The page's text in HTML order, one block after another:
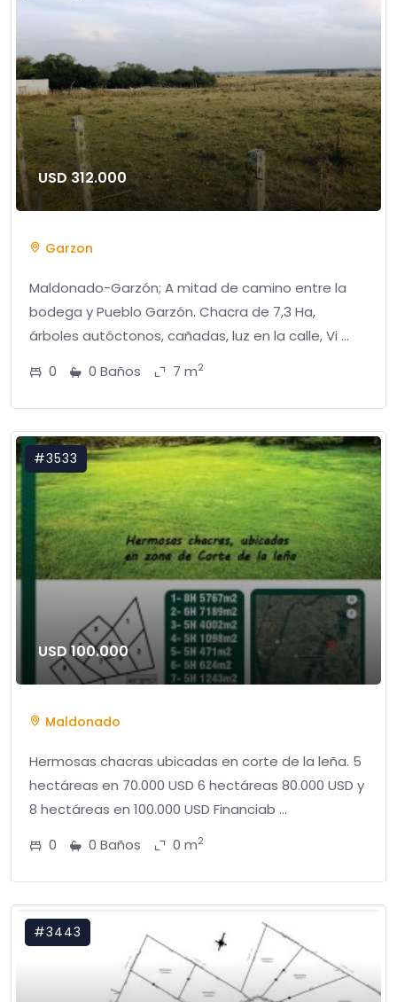
USD 312.000
Garzon
Maldonado-Garzón; A mitad de camino entre la
bodega y Pueblo Garzón. Chacra de 7,3 Ha,
árboles autóctonos, cañadas, luz en la calle, Vi ...
0
0 Baños 7 m2
#3533
USD 100.000
Maldonado
Hermosas chacras ubicadas en corte de la leña. 5
hectáreas en 70.000 USD 6 hectáreas 80.000 USD y
8 hectáreas en 100.000 USD Financiab ...
0
0 Baños 0 m2
#3443